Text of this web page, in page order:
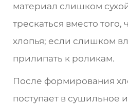
материал слишком
трескаться вместо
хлопья; если слишком
прилипать к роликам.
После формирования
поступает в сушильное